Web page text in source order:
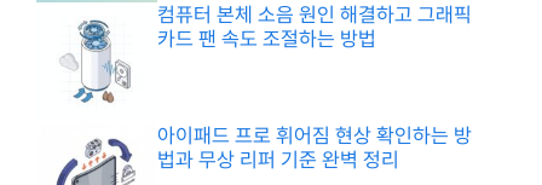
컴퓨터 본체 소음 원인 해결하고 그래픽
카드 팬 속도 조절하는 방법
아이패드 프로 휘어짐 현상 확인하는 방
법과 무상 리퍼 기준 완벽 정리